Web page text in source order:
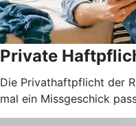
Private
Die Privathaftpflicht der
mal ein Missgeschick